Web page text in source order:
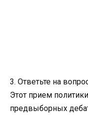
3. Ответьте на
Этот прием
предвыборных